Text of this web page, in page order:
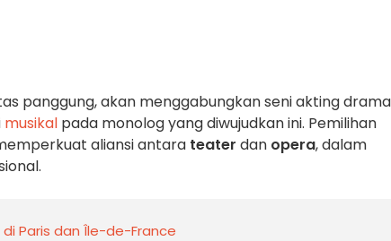
panggung, akan menggabungkan seni akting
musikal pada monolog yang diwujudkan ini. Pemilihan
aliansi antara teater dan opera, dalam
di Paris dan Île-de-France